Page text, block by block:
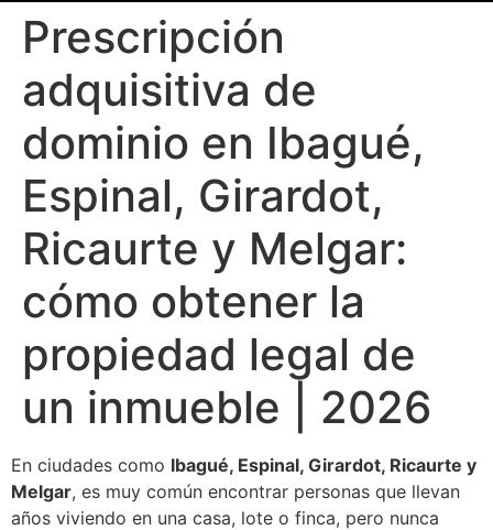
Prescripción
adquisitiva de
dominio en Ibagué,
Espinal, Girardot,
Ricaurte y Melgar:
cómo obtener la
propiedad legal de
un inmueble | 2026
En ciudades como Ibagué, Espinal, Girardot, Ricaurte y
Melgar, es muy común encontrar personas que llevan
años viviendo en una casa, lote o finca, pero nunca